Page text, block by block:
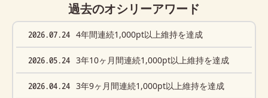
過去のオシリーアワード
2026.07.24 4年間連続1,000pt以上維持を達成
2026.05.24 3年10ヶ月間連続1,000pt以上維持を達成
2026.04.24 3年9ヶ月間連続1,000pt以上維持を達成